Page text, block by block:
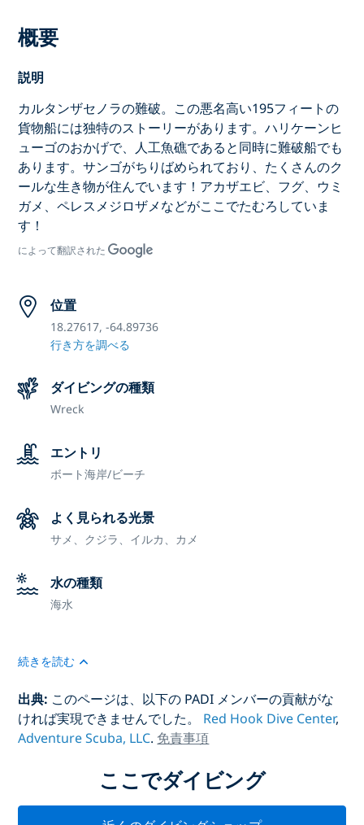
概要
説明
カルタンザセノラの難破。この悪名高い195フィートの
貨物船には独特のストーリーがあります。ハリケーンヒ
ューゴのおかげで、人工魚礁であると同時に難破船でも
あります。サンゴがちりばめられており、たくさんのク
ールな生き物が住んでいます！アカザエビ、フグ、ウミ
ガメ、ペレスメジロザメなどがここでたむろしていま
す！
によって翻訳された
位置
18.27617, -64.89736
行き方を調べる
ダイビングの種類
Wreck
エントリ
ボート海岸/ビーチ
よく見られる光景
サメ、クジラ、イルカ、カメ
水の種類
海水
続きを読む
出典: このページは、以下の PADI メンバーの貢献がな
ければ実現できませんでした。 Red Hook Dive Center,
Adventure Scuba, LLC. 免責事項
ここでダイビング